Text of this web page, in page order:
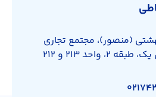
(منصور)، مجتمع تجاری
واحد 213 و 212